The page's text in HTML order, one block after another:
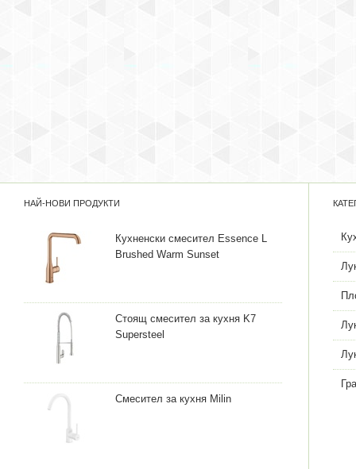
НАЙ-НОВИ ПРОДУКТИ
Кухненски смесител Essence L
Brushed Warm Sunset
Стоящ смесител за кухня K7
Supersteel
Смесител за кухня Milin